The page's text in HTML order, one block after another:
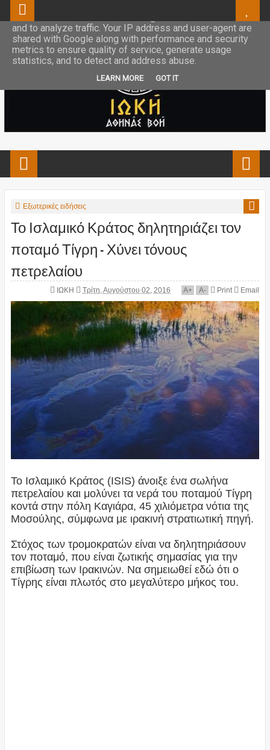
Εξωτερικές ειδήσεις
Το Ισλαμικό Κράτος δηλητηριάζει τον
ποταμό Τίγρη – Χύνει τόνους
πετρελαίου
ΙΩΚΗ Τρίτη, Αυγούστου 02, 2016 A+ A- Print Email
Το Ισλαμικό Κράτος (ISIS) άνοιξε ένα σωλήνα
πετρελαίου και μολύνει τα νερά του ποταμού Τίγρη
κοντά στην πόλη Καγιάρα, 45 χιλιόμετρα νότια της
Μοσούλης, σύμφωνα με ιρακινή στρατιωτική πηγή.
Στόχος των τρομοκρατών είναι να δηλητηριάσουν
τον ποταμό, που είναι ζωτικής σημασίας για την
επιβίωση των Ιρακινών. Να σημειωθεί εδώ ότι ο
Τίγρης είναι πλωτός στο μεγαλύτερο μήκος του.
This site uses cookies from Google to deliver its services
and to analyze traffic. Your IP address and user-agent are
shared with Google along with performance and security
metrics to ensure quality of service, generate usage
statistics, and to detect and address abuse.
LEARN MORE GOT IT